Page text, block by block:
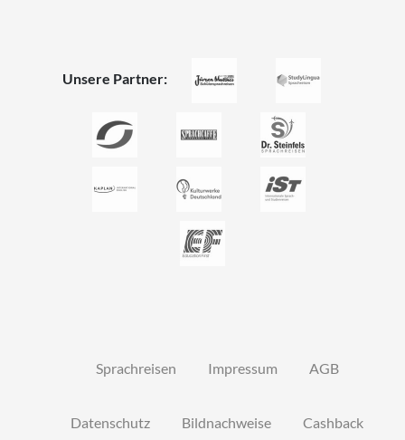
Unsere Partner:
Sprachreisen Impressum AGB
Datenschutz Bildnachweise Cashback